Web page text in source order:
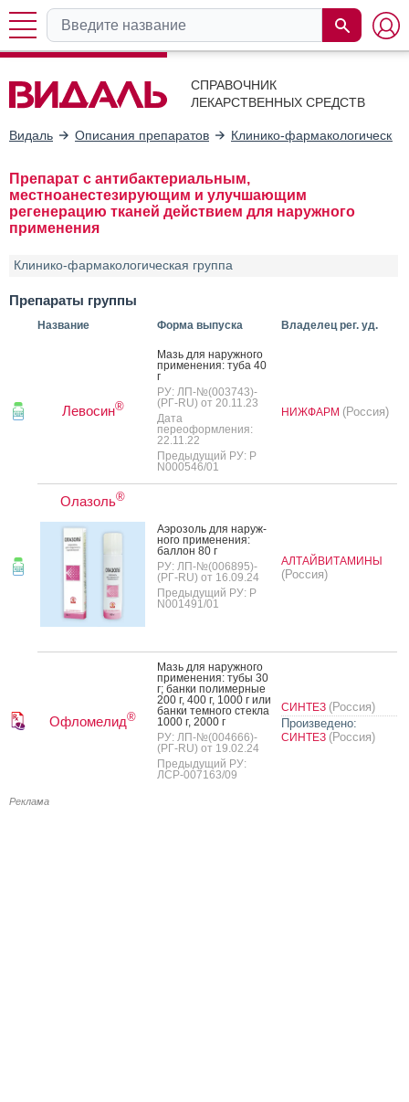
СПРАВОЧНИК
ЛЕКАРСТВЕННЫХ СРЕДСТВ
Видаль Описания препаратов Клинико-
Препарат с антибактериальным,
местноанестезирующим и улучшающим
регенерацию тканей действием для наружного
применения
Клинико-фармакологическая группа
Препараты группы
Название Форма выпуска Владелец рег. уд.
Левосин®
Мазь для на­руж­но­го
при­мене­ния: ту­ба 40
г
РУ: ЛП-№(003743)-
(РГ-RU) от 20.11.23
Дата
переоформления:
22.11.22
Предыдущий РУ: Р
N000546/01
НИЖФАРМ (Россия)
Олазоль®
А­эро­золь для на­руж­
но­го при­мене­ния:
бал­лон 80 г
РУ: ЛП-№(006895)-
(РГ-RU) от 16.09.24
Предыдущий РУ: Р
N001491/01
АЛТАЙВИТАМИНЫ
(Россия)
Офломелид®
Мазь для на­руж­но­го
при­мене­ния: ту­бы 30
г; бан­ки по­лимер­ные
200 г, 400 г, 1000 г или
бан­ки тем­но­го стек­ла
1000 г, 2000 г
РУ: ЛП-№(004666)-
(РГ-RU) от 19.02.24
Предыдущий РУ:
ЛСР-007163/09
СИНТЕЗ (Россия)
Произведено:
СИНТЕЗ (Россия)
Реклама